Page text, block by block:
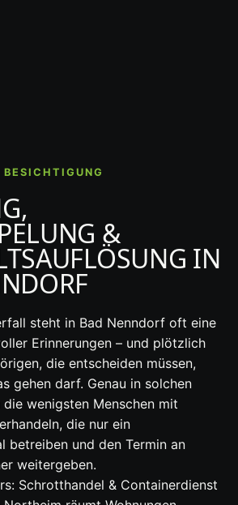
BESICHTIGUNG
&
IN
steht in Bad Nenndorf oft eine
Erinnerungen – und plötzlich
die entscheiden müssen,
gehen darf. Genau in solchen
wenigsten Menschen mit
die nur ein
betreiben und den Termin an
weitergeben.
Schrotthandel & Containerdienst